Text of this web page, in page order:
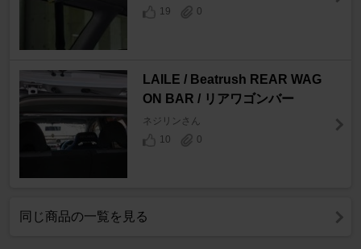
19
0
LAILE / Beatrush REAR WAG
ON BAR / リアワゴンバー
ネジリンさん
10
0
同じ商品の一覧を見る